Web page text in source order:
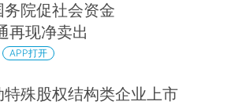
院促社会资金
再现净卖出
APP打开
殊股权结构类企业上市